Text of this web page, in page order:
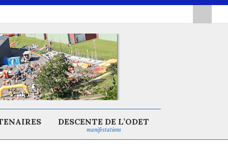
manifestations
DESCENTE DE L’ODET